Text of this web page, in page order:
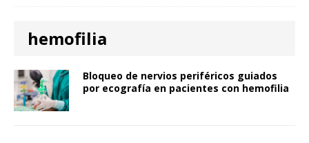
hemofilia
Bloqueo de nervios periféricos guiados
por ecografía en pacientes con hemofilia